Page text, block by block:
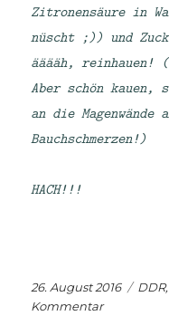
Zitronensäure in
nüscht ;)) und
ääääh, reinhauen!
Aber schön
an die Magenwände
Bauchschmerzen!)
HACH!!!
Veröffentlicht
am
26. August 2016 DDR,
Kommentarzu